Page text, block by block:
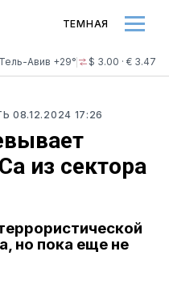
Тель-Авив +29° $ 3.00 · € 3.47
ТЕМНАЯ
08.12.2024 17:26
из сектора
но пока еще не